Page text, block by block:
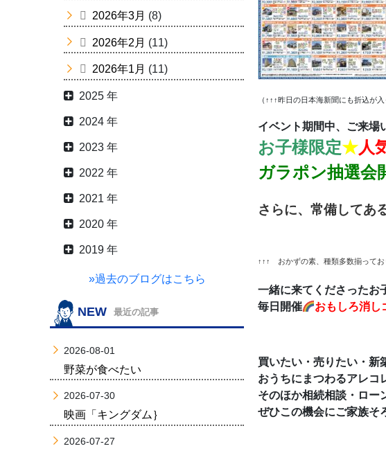
（↑↑↑昨日の日本海新聞にも折込が
イベント期間中、ご来場
お子様限定★人
ガラポン抽選会
さらに、常備してあ
↑↑↑ おかずの素、種類多数揃って
一緒に来てくださったお
毎日開催
おもしろ消し
買いたい・売りたい・新
おうちにまつわるアレコ
そのほか相続相談・ロー
ぜひこの機会にご家族そ
2026年3月 (8)
2026年2月 (11)
2026年1月 (11)
2025 年
2024 年
2023 年
2022 年
2021 年
2020 年
2019 年
»過去のブログはこちら
NEW 最近の記事
2026-08-01
野菜が食べたい
2026-07-30
映画「キングダム｝
2026-07-27